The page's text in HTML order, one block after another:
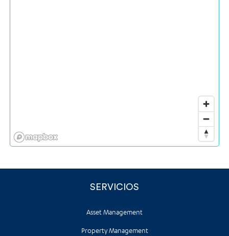
SERVICIOS
Asset Management
Property Management